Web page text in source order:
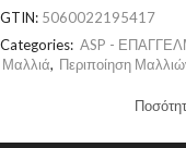
GTIN: 5060022195417
Categories: ASP -
Μαλλιά, Περιποίηση